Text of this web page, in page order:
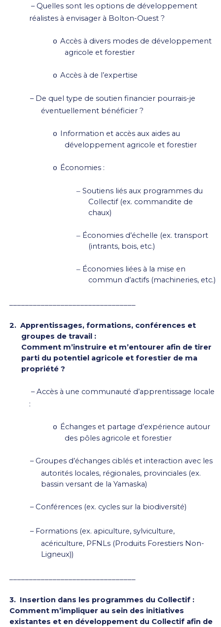
–Quelles sont les options de développement
réalistes à envisager à Bolton-Ouest ?
o Accès à divers modes de développement
agricole et forestier
o Accès à de l’expertise
– De quel type de soutien financier pourrais-je
éventuellement bénéficier ?
o Information et accès aux aides au
développement agricole et forestier
o Économies :
– Soutiens liés aux programmes du
Collectif (ex. commandite de
chaux)
– Économies d’échelle (ex. transport
(intrants, bois, etc.)
– Économies liées à la mise en
commun d’actifs (machineries, etc.)
2. Apprentissages, formations, conférences et
groupes de travail :
Comment m’instruire et m’entourer afin de tirer
parti du potentiel agricole et forestier de ma
propriété ?
–Accès à une communauté d’apprentissage locale
:
o Échanges et partage d’expérience autour
des pôles agricole et forestier
–Groupes d’échanges ciblés et interaction avec les
autorités locales, régionales, provinciales (ex.
bassin versant de la Yamaska)
–Conférences (ex. cycles sur la biodiversité)
– Formations (ex. apiculture, sylviculture,
acériculture, PFNLs (Produits Forestiers Non-
Ligneux))
3. Insertion dans les programmes du Collectif :
Comment m’impliquer au sein des initiatives
existantes et en développement du Collectif afin de